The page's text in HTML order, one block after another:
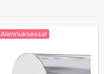
Alennuksessa!